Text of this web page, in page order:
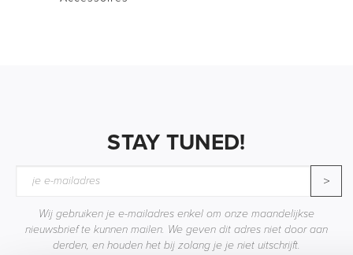
STAY TUNED!
>
Wij gebruiken je e-mailadres enkel om onze maandelijkse
nieuwsbrief te kunnen mailen. We geven dit adres niet door aan
derden, en houden het bij zolang je je niet uitschrijft.